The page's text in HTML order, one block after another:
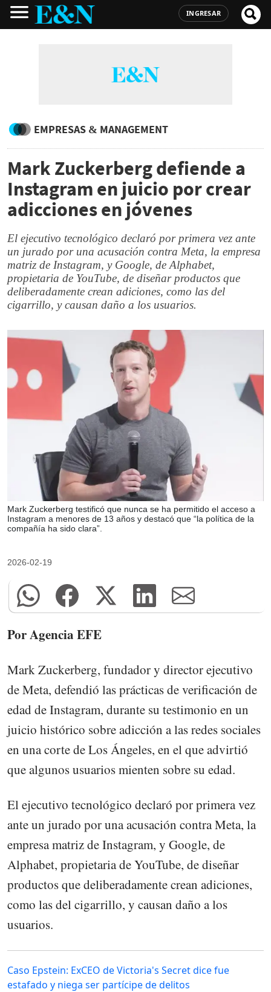
INGRESAR
EMPRESAS & MANAGEMENT
Mark Zuckerberg defiende a
Instagram en juicio por crear
adicciones en jóvenes
El ejecutivo tecnológico declaró por primera vez ante
un jurado por una acusación contra Meta, la empresa
matriz de Instagram, y Google, de Alphabet,
propietaria de YouTube, de diseñar productos que
deliberadamente crean adiciones, como las del
cigarrillo, y causan daño a los usuarios.
Mark Zuckerberg testificó que nunca se ha permitido el acceso a
Instagram a menores de 13 años y destacó que “la política de la
compañía ha sido clara”.
2026-02-19
Por Agencia EFE
Mark Zuckerberg, fundador y director ejecutivo
de Meta, defendió las prácticas de verificación de
edad de Instagram, durante su testimonio en un
juicio histórico sobre adicción a las redes sociales
en una corte de Los Ángeles, en el que advirtió
que algunos usuarios mienten sobre su edad.
El ejecutivo tecnológico declaró por primera vez
ante un jurado por una acusación contra Meta, la
empresa matriz de Instagram, y Google, de
Alphabet, propietaria de YouTube, de diseñar
productos que deliberadamente crean adiciones,
como las del cigarrillo, y causan daño a los
usuarios.
Caso Epstein: ExCEO de Victoria's Secret dice fue
estafado y niega ser partícipe de delitos